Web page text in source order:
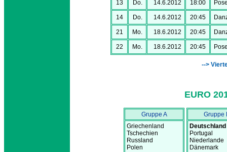
13 Do. 14.6.2012 18:00
14 Do. 14.6.2012 20:45
21 Mo. 18.6.2012 20:45
22 Mo. 18.6.2012 20:45
-->
EURO
Gruppe A
Griechenland
Tschechien
Russland
Polen
Gruppe
Deutschland
Portugal
Niederlande
Dänemark